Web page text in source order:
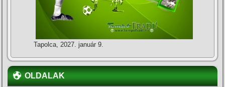
Tapolca, 2027. január 9.
OLDALAK